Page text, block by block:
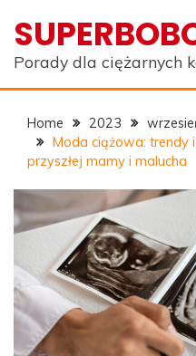
content
Porady dla ciężarnych
Home 2023
Moda ciążowa: trendy
przyszłej mamy i malucha